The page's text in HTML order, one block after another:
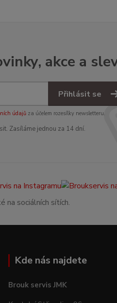
akce a
Přihlásit se
údajůza účelem rozesílky newsletteru.
Zasíláme jednou za 14 dní.
na sociálních sítích.
Kde nás najdete
Brouk servis JMK